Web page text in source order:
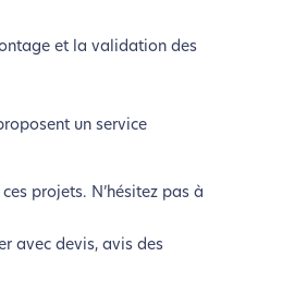
et la validation des
un service
projets. N’hésitez pas à
avec devis, avis des